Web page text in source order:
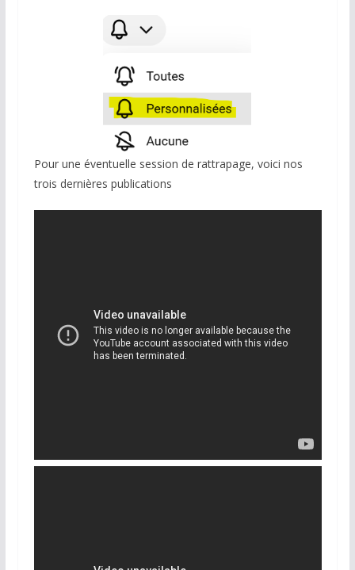
Pour une éventuelle session de rattrapage, voici nos
trois dernières publications